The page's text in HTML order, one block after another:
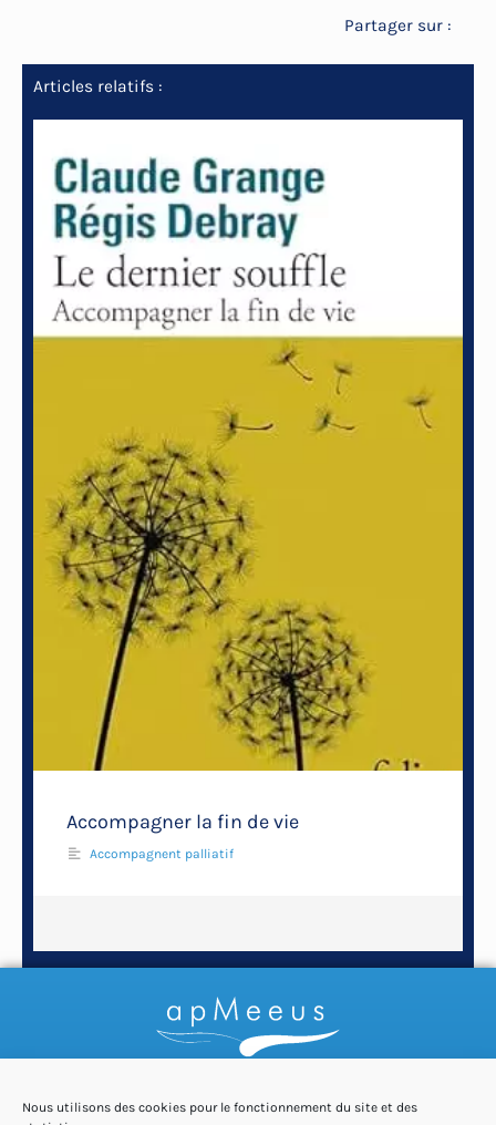
Nous utilisons des cookies pour le fonctionnement du site et des
Partager sur :
Articles relatifs :
Accompagner la fin de vie
Accompagnent palliatif